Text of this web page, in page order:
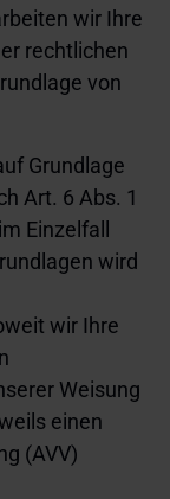
wir Ihre
rechtlichen
von
Grundlage
Art. 6 Abs. 1
Einzelfall
wird
wir Ihre
Weisung
einen
(AVV)